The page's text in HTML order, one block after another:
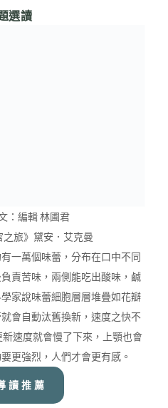
選讀
：編輯 林圃君
之旅》黛安．艾克曼
一萬個味蕾，分布在口中不同
責苦味，兩側能吃出酸味，鹹
家說味蕾細胞層層堆疊如花瓣
會自動汰舊換新，速度之快不
新速度就會慢了下來，上顎也會
更強烈，人們才會更有感。
讀推薦